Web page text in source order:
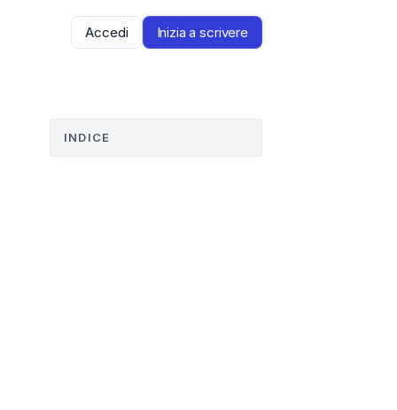
Accedi Inizia a scrivere
INDICE